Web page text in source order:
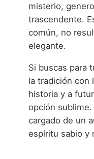
misterio,
trascendente.
común, no
elegante.
Si buscas para
la tradición con
historia y a
opción sublime.
cargado de un
espíritu sabio y